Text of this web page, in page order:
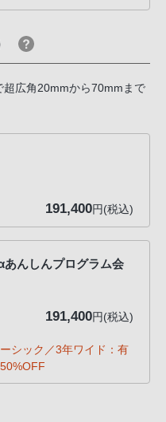
広角20mmから70mmまで
191,400円(税込)
あんしんプログラム会
191,400円(税込)
シック／3年ワイド：有